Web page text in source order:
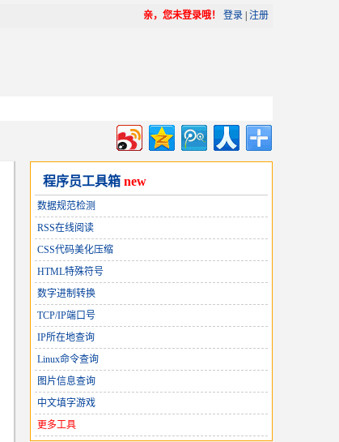
亲，您未登录哦！ 登录 注册
程序员工具箱 new
数据规范检测
RSS在线阅读
CSS代码美化压缩
HTML特殊符号
数字进制转换
TCP/IP端口号
IP所在地查询
Linux命令查询
图片信息查询
中文填字游戏
更多工具